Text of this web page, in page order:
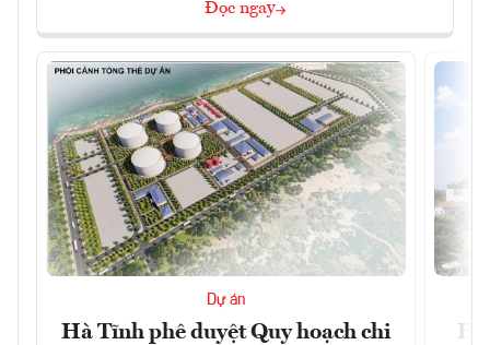
Đọc ngay
Dự án
Hà Tĩnh phê duyệt Quy hoạch chi